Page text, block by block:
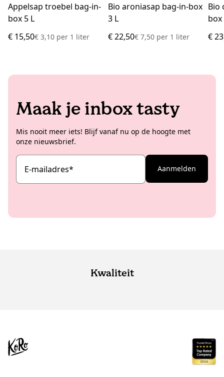
Appelsap troebel bag-in-
box 5 L
€ 15,50€ 3,10 per 1 liter
Bio aroniasap bag-in-box
3 L
€ 22,50€ 7,50 per 1 liter
Bio
box
€
Maak je inbox tasty
Mis nooit meer iets! Blijf vanaf nu op de hoogte met
onze nieuwsbrief.
E-mailadres* Aanmelden
Kwaliteit